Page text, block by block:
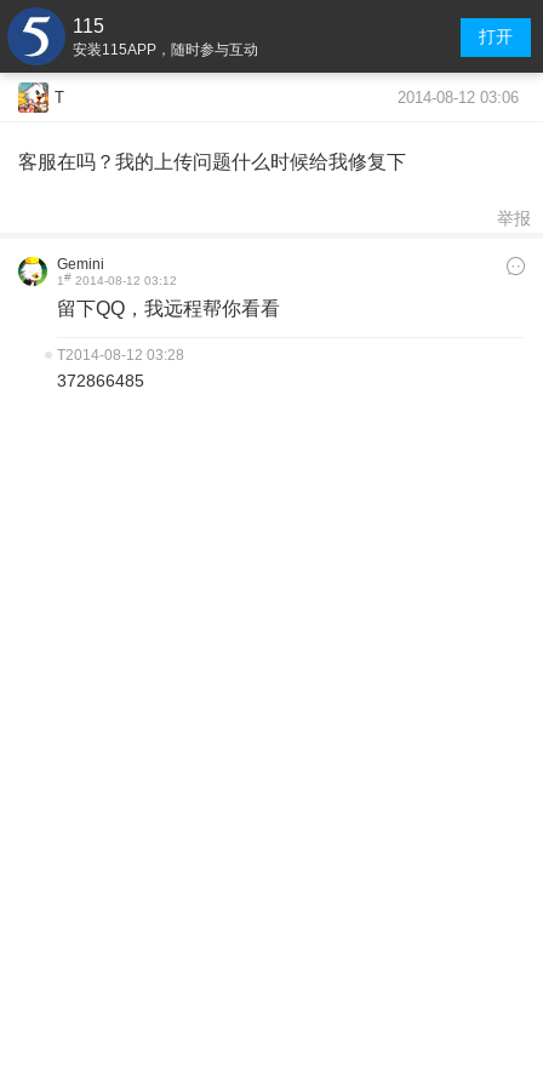
115
安装115APP，随时参与互动
打开
T 2014-08-12 03:06
客服在吗？我的上传问题什么时候给我修复下
举报
Gemini
1# 2014-08-12 03:12
留下QQ，我远程帮你看看
T2014-08-12 03:28
372866485